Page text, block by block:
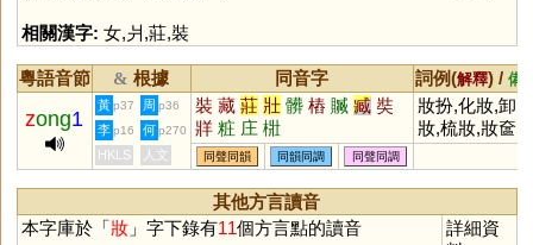
相關漢字: 女,爿 ,莊,裝
粵語音節 & 根據 同音字 詞例(解釋) / 備
zong1
黃 p37 周 p36 裝 藏 莊 壯 髒 樁 贓 臧 奘
牂 粧 庄 梉
妝扮,化妝,卸
妝,梳妝,妝奩,
妝新,紅妝
李 p16 何 p270
HKLS 人文 同聲同韻 同韻同調 同聲同調
其他方言讀音
本字庫於「妝」字下錄有11個方言點的讀音
詳細資